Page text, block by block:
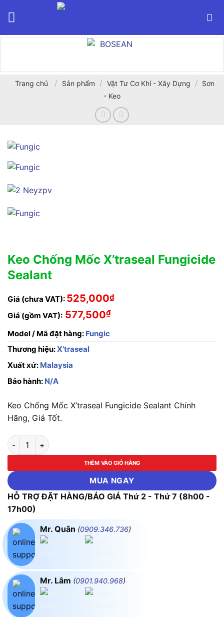
Trang chủ / Sản phẩm / Vật Tư Cơ Khí - Xây Dựng / Sơn
- Keo
Keo Chống Mốc X’traseal Fungicide
Sealant
Giá (chưa VAT): 525,000₫
Giá (gồm VAT): 577,500₫
Model / Mã đặt hàng: Fungic
Thương hiệu:X'traseal
Xuất xứ: Malaysia
Bảo hành: N/A
Keo Chống Mốc X’traseal Fungicide Sealant Chính
Hãng, Giá Tốt.
Keo Chống Mốc X’traseal Fungicide Sealant số lượng
THÊM VÀO GIỎ HÀNG
MUA NGAY
HỖ TRỢ ĐẶT HÀNG/BÁO GIÁ Thứ 2 - Thứ 7 (8h00 -
17h00)
Mr. Quân (0909.346.736)
Mr. Lâm (0901.940.968)